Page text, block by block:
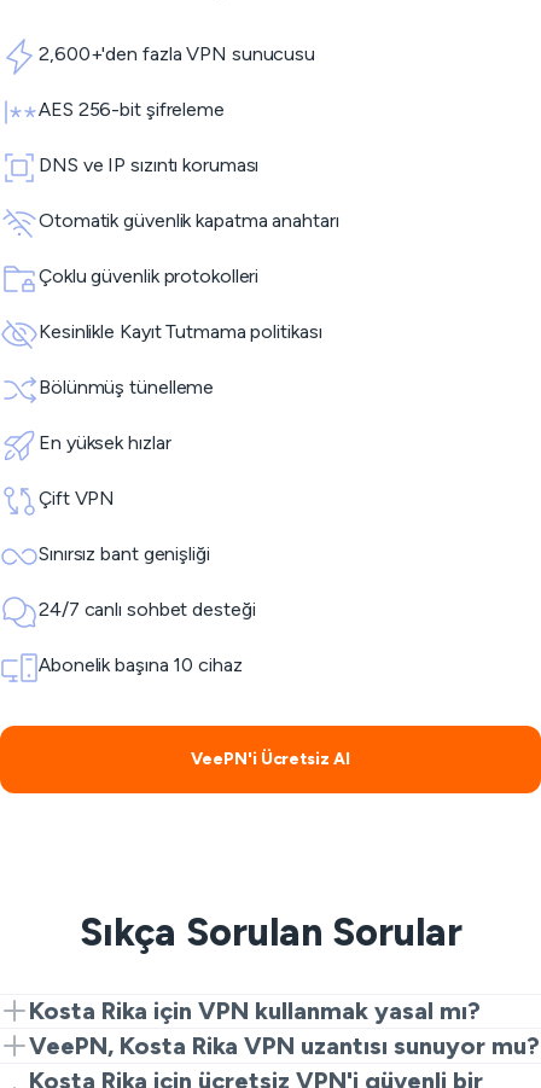
2,600+'den fazla VPN sunucusu
AES 256-bit şifreleme
DNS ve IP sızıntı koruması
Otomatik güvenlik kapatma anahtarı
Çoklu güvenlik protokolleri
Kesinlikle Kayıt Tutmama politikası
Bölünmüş tünelleme
En yüksek hızlar
Çift VPN
Sınırsız bant genişliği
24/7 canlı sohbet desteği
Abonelik başına 10 cihaz
VeePN'i Ücretsiz Al
Sıkça Sorulan Sorular
Kosta Rika için VPN kullanmak yasal mı?
Evet. VPN'ler gizlilik ve güvenlik için yasaldır. Ancak,
yasa dışı faaliyetler halen yasaktır.
VeePN, Kosta Rika VPN uzantısı sunuyor mu?
Evet. Hızlı ve ücretsiz bir Kosta Rika VPN deneyimi için
Kosta Rika için ücretsiz VPN'i güvenli bir